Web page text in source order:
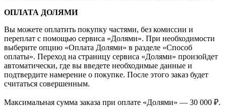
ОПЛАТА ДОЛЯМИ
Вы можете оплатить покупку частями, без комиссии и
переплат с помощью сервиса «Долями». При необходимости
выберите опцию «Оплата Долями» в разделе «Способ
оплаты». Переход на страницу сервиса «Долями» произойдет
автоматически, где вы введете необходимые данные и
подтвердите намерение о покупке. После этого заказ будет
считаться совершенным.
Максимальная сумма заказа при оплате «Долями» — 30 000 ₽.